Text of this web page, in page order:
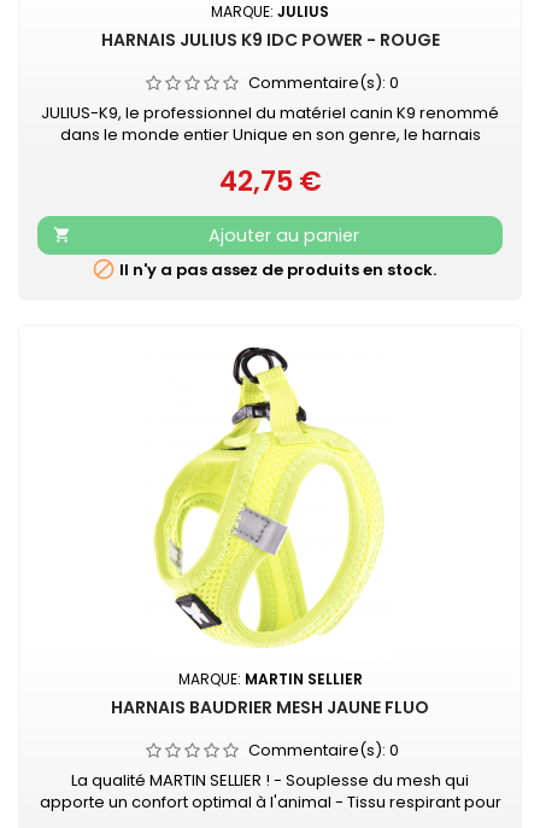
MARQUE: JULIUS
HARNAIS JULIUS K9 IDC POWER - ROUGE
Commentaire(s): 0
JULIUS-K9, le professionnel du matériel canin K9 renommé
dans le monde entier Unique en son genre, le harnais
contrôler le chien pendant les balades en ville. Le harnais
IDC®Power est votre compagnon au quotidien, pour le loisir
et la promenade, dans la rue comme au parc. Sa poignée
solide...
Prix
42,75 €

Ajouter au panier
 Il n'y a pas assez de produits en stock.
MARQUE: MARTIN SELLIER
HARNAIS BAUDRIER MESH JAUNE FLUO
Commentaire(s): 0
La qualité MARTIN SELLIER ! - Souplesse du mesh qui
apporte un confort optimal à l'animal - Tissu respirant pour